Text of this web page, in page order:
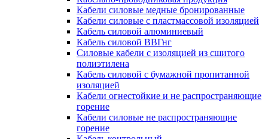
Кабели силовые медные бронированные
Кабели силовые с пластмассовой изоляцией
Кабель силовой алюминиевый
Кабель силовой ВВГнг
Силовые кабели с изоляцией из сшитого
полиэтилена
Кабель силовой с бумажной пропитанной
изоляцией
Кабели огнестойкие и не распространяющие
горение
Кабели силовые не распространяющие
горение